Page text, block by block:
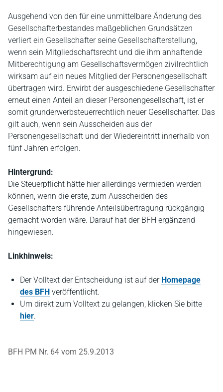
Ausgehend von den für eine unmittelbare Änderung des
Gesellschafterbestandes maßgeblichen Grundsätzen
verliert ein Gesellschafter seine Gesellschafterstellung,
wenn sein Mitgliedschaftsrecht und die ihm anhaftende
Mitberechtigung am Gesellschaftsvermögen zivilrechtlich
wirksam auf ein neues Mitglied der Personengesellschaft
übertragen wird. Erwirbt der ausgeschiedene Gesellschafter
erneut einen Anteil an dieser Personengesellschaft, ist er
somit grunderwerbsteuerrechtlich neuer Gesellschafter. Das
gilt auch, wenn sein Ausscheiden aus der
Personengesellschaft und der Wiedereintritt innerhalb von
fünf Jahren erfolgen.
Hintergrund:
Die Steuerpflicht hätte hier allerdings vermieden werden
können, wenn die erste, zum Ausscheiden des
Gesellschafters führende Anteilsübertragung rückgängig
gemacht worden wäre. Darauf hat der BFH ergänzend
hingewiesen.
Linkhinweis:
Der Volltext der Entscheidung ist auf der Homepage
des BFH veröffentlicht.
Um direkt zum Volltext zu gelangen, klicken Sie bitte
hier.
BFH PM Nr. 64 vom 25.9.2013